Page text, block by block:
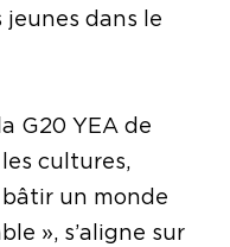
jeunes dans le
G20 YEA de
cultures,
un monde
», s’aligne sur